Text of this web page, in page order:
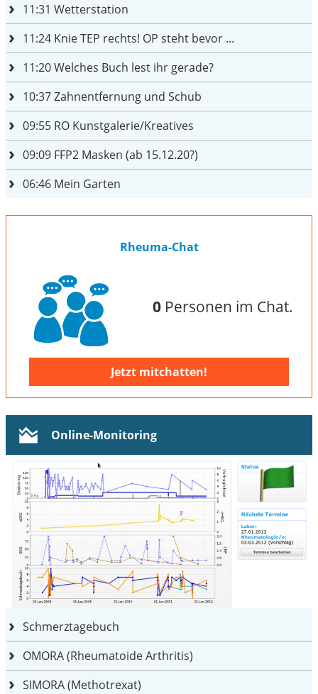
11:31 Wetterstation
11:24 Knie TEP rechts! OP steht bevor ...
11:20Welches Buch lest ihr gerade?
10:37Zahnentfernung und Schub
09:55 RO Kunstgalerie/Kreatives
09:09 FFP2 Masken (ab 15.12.20?)
06:46 Mein Garten
Rheuma-Chat
0Personen im Chat.
Jetzt mitchatten!
Online-Monitoring
Schmerztagebuch
OMORA (Rheumatoide Arthritis)
SIMORA (Methotrexat)